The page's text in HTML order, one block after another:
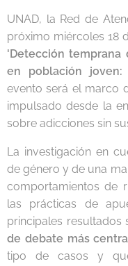
UNAD, la Red de
próximo miércoles 18
'Detección temprana
en población joven:
evento será el marco
impulsado desde la
sobre adicciones sin
La investigación en
de género y de una
comportamientos de
las prácticas de
principales
de debate más
tipo de casos y